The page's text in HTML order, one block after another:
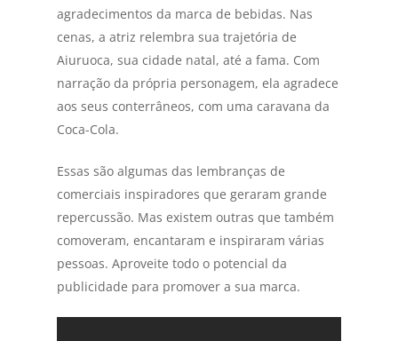
agradecimentos da marca de bebidas. Nas
cenas, a atriz relembra sua trajetória de
Aiuruoca, sua cidade natal, até a fama. Com
narração da própria personagem, ela agradece
aos seus conterrâneos, com uma caravana da
Coca-Cola.
Essas são algumas das lembranças de
comerciais inspiradores que geraram grande
repercussão. Mas existem outras que também
comoveram, encantaram e inspiraram várias
pessoas. Aproveite todo o potencial da
publicidade para promover a sua marca.